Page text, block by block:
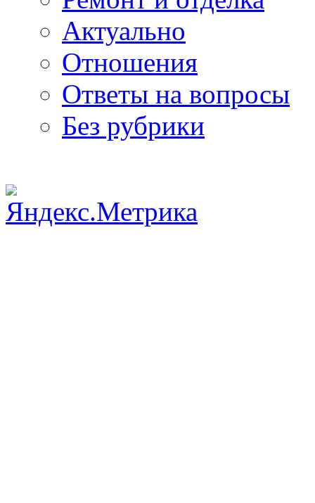
Актуально
Отношения
Ответы на вопросы
Без рубрики